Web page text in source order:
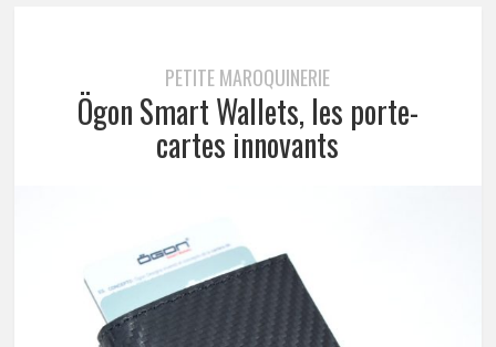
PETITE MAROQUINERIE
Ögon Smart Wallets, les porte-
cartes innovants